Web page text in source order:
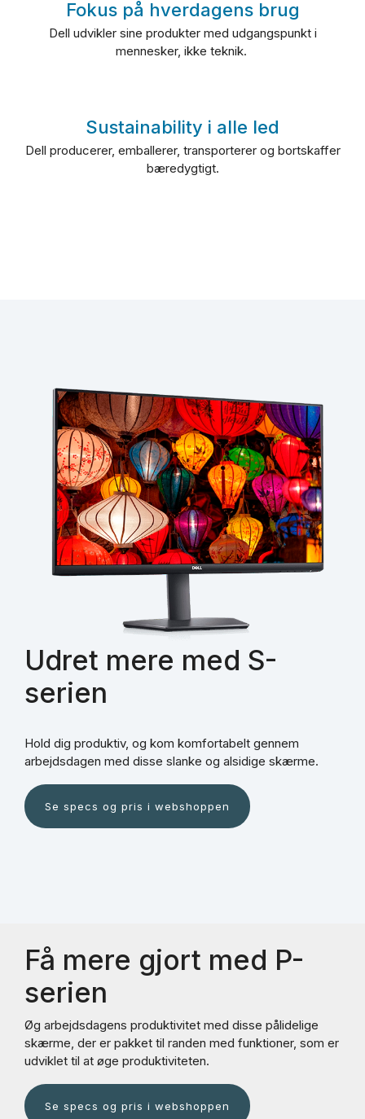
Fokus på hverdagens brug
Dell udvikler sine produkter med udgangspunkt i
mennesker, ikke teknik.
Sustainability i alle led
Dell producerer, emballerer, transporterer og bortskaffer
bæredygtigt.
Udret mere med S-
serien
Hold dig produktiv, og kom komfortabelt gennem
arbejdsdagen med disse slanke og alsidige skærme.
Se specs og pris i webshoppen
Få mere gjort med P-
serien
Øg arbejdsdagens produktivitet med disse pålidelige
skærme, der er pakket til randen med funktioner, som er
udviklet til at øge produktiviteten.
Se specs og pris i webshoppen